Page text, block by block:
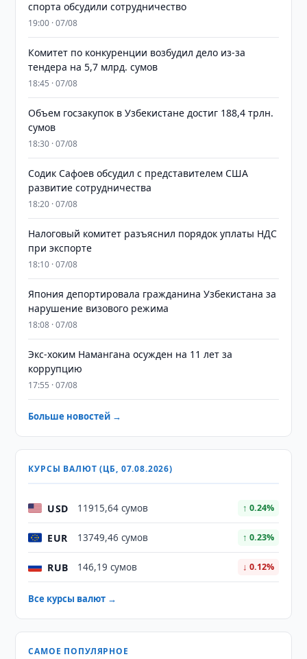
спорта обсудили сотрудничество
19:00 · 07/08
Комитет по конкуренции возбудил дело из-за
тендера на 5,7 млрд. сумов
18:45 · 07/08
​​​​​​​Объем госзакупок в Узбекистане достиг 188,4 трлн.
сумов
18:30 · 07/08
Содик Сафоев обсудил с представителем США
развитие сотрудничества
18:20 · 07/08
Налоговый комитет разъяснил порядок уплаты НДС
при экспорте
18:10 · 07/08
Япония депортировала гражданина Узбекистана за
нарушение визового режима
18:08 · 07/08
​​​​​​​Экс-хоким Намангана осужден на 11 лет за
коррупцию
17:55 · 07/08
Больше новостей →
КУРСЫ ВАЛЮТ (ЦБ, 07.08.2026)
USD 11915,64 сумов ↑ 0.24%
EUR 13749,46 сумов ↑ 0.23%
RUB 146,19 сумов ↓ 0.12%
Все курсы валют →
САМОЕ ПОПУЛЯРНОЕ